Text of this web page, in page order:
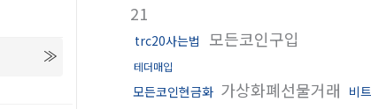
21
trc20사는법 모든코인구입
테더매입
모든코인현금화 가상화폐선물거래 비